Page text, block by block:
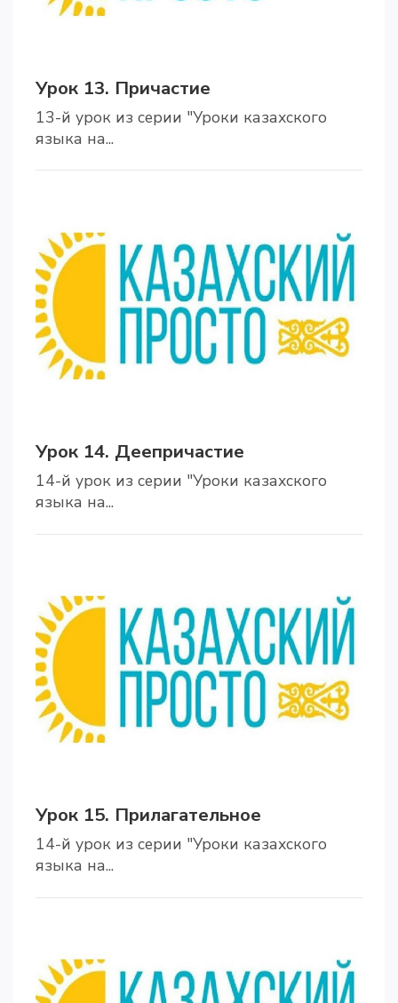
Урок 13. Причастие
13-й урок из серии "Уроки казахского
языка на...
Урок 14. Деепричастие
14-й урок из серии "Уроки казахского
языка на...
Урок 15. Прилагательное
14-й урок из серии "Уроки казахского
языка на...